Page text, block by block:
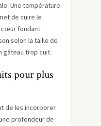
Une température
de cuire le
cœur fondant.
selon la taille de
gâteau trop cuit.
pour plus
de les incorporer
profondeur de